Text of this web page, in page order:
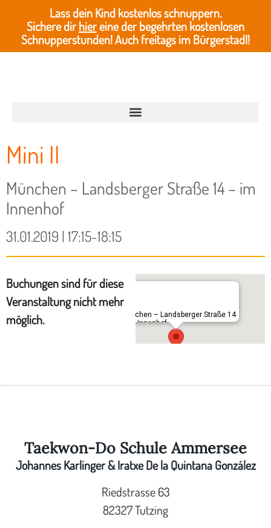
Lass dein Kind kostenlos schnuppern.
Sichere dirhiereine der begehrten kostenlosen
Schnupperstunden! Auch freitags im Bürgerstadl!
Mini II
München – Landsberger Straße 14 – im
Innenhof
31.01.2019 | 17:15-18:15
Buchungen sind für diese
Veranstaltung nicht mehr
möglich.
München – Landsberger Straße 14
– im Innenhof
Landsberger Straße 14 - München
Taekwon-Do Schule Ammersee
Johannes Karlinger & Iratxe De la Quintana González
Riedstrasse 63
82327 Tutzing